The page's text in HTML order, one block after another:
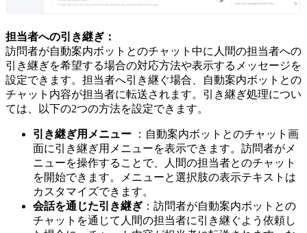
担当者への引き継ぎ：
訪問者が自動案内ボットとのチャット中に人間の担当者への
引き継ぎを希望する場合の対応方法や表示するメッセージを
設定できます。担当者へ引き継ぐ場合、自動案内ボットとの
チャット内容が担当者に転送されます。引き継ぎ処理につい
ては、以下の2つの方法を設定できます。
引き継ぎ用メニュー
：自動案内ボットとのチャット画
面に引き継ぎ用メニューを表示できます。訪問者がメ
ニューを操作することで、人間の担当者とのチャット
を開始できます。メニューと選択肢の表示テキストは
カスタマイズできます。
会話を通じた引き継ぎ ：訪問者が自動案内ボットとの
チャットを通じて人間の担当者に引き継ぐよう依頼し